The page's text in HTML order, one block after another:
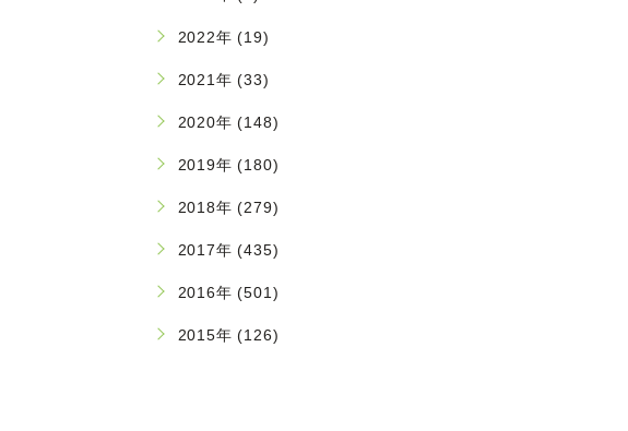
2022年 (19)
2021年 (33)
2020年 (148)
2019年 (180)
2018年 (279)
2017年 (435)
2016年 (501)
2015年 (126)